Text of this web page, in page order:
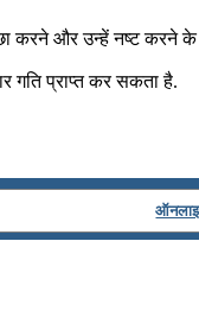
करने और उन्हें नष्ट करने के
गति प्राप्त कर सकता है.